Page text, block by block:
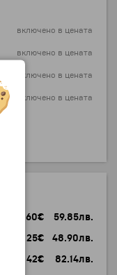
включено в цената
включено в цената
включено в цената
включено в цената
30.60€ 59.85лв.
25€ 48.90лв.
42€ 82.14лв.